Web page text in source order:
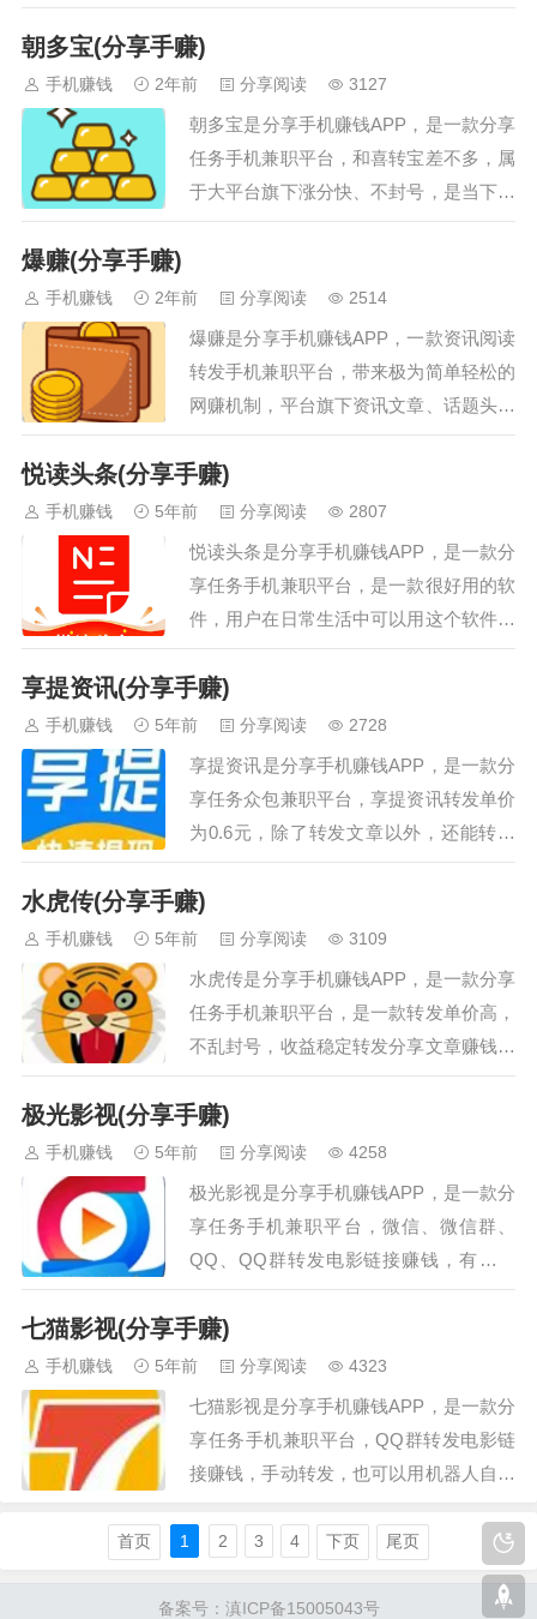
吧！…
安装就有新人奖励，平台上面文章资讯丰
富，转发分享到微信被点击阅读后，就能
获得相应的现金奖励，转发后被连续阅读
收益4天、7天、15天，还有额外的现金奖
励，感兴趣的朋友赶快来下载趣赚转发文
章赚钱…
朝多宝(分享手赚)
手机赚钱 2年前 分享阅读 3127
朝多宝是分享手机赚钱APP，是一款分享
任务手机兼职平台，和喜转宝差不多，属
于大平台旗下涨分快、不封号，是当下非
常值得做的转发平台之一。朝多宝app下
章/视频转发分享到微信群或者朋友圈即
可坐等收益，每被有效阅读一次就能获得
现金奖励，被阅读的越多赚的也就越多，
感兴趣的朋友快来下载朝多宝转发文章赚
爆赚(分享手赚)
手机赚钱 2年前 分享阅读 2514
爆赚是分享手机赚钱APP，一款资讯阅读
转发手机兼职平台，带来极为简单轻松的
网赚机制，平台旗下资讯文章、话题头条
更新速度非常快，确保大家第一时间了解
关注感兴趣的新闻热点，让用户体验更多
赚钱乐趣，喜欢爆赚的小伙伴欢迎下载使
用体验。…
悦读头条(分享手赚)
手机赚钱 5年前 分享阅读 2807
悦读头条是分享手机赚钱APP，是一款分
享任务手机兼职平台，是一款很好用的软
件，用户在日常生活中可以用这个软件阅
读一些新闻资讯，这里每天都会更新最新
的新闻资讯，打开就能浏览，内容包含很
多版块，有健康、体育、育儿、美食等
等，大事小事都能随时看，图文并茂，新
闻观感更好，喜欢可以来看看。…
享提资讯(分享手赚)
手机赚钱 5年前 分享阅读 2728
享提资讯是分享手机赚钱APP，是一款分
享任务众包兼职平台，享提资讯转发单价
为0.6元，除了转发文章以外，还能转发
视频，转发文章到朋友圈中，未免会有点
尴尬，但是转发视频就避免了尴尬，而且
朋友圈里发个视频在生活中是再正常不过
了。转发视频这一玩法在很多转发平台里
面是没有的，这使得这个平台有更好的转
发效果和收益。…
水虎传(分享手赚)
手机赚钱 5年前 分享阅读 3109
水虎传是分享手机赚钱APP，是一款分享
任务手机兼职平台，是一款转发单价高，
不乱封号，收益稳定转发分享文章赚钱平
台类型的app，为您提供最新官方正版下
载。支持苹果/安卓系统用户使用。满20
元起即可取出，水虎传平台上提供了超多
内容丰富又绿色的文章和视频资讯，其中
11:00-14:00为本地资讯，好友不被打扰，
群主不踢，不易封号，收益奖励无上限，
极光影视(分享手赚)
手机赚钱 5年前 分享阅读 4258
极光影视是分享手机赚钱APP，是一款分
享任务手机兼职平台，微信、微信群、
QQ、QQ群转发电影链接赚钱，有人点
击观看电影、电视剧等，你就能赚到钱。
每万点击率380元收益。…
七猫影视(分享手赚)
手机赚钱 5年前 分享阅读 4323
七猫影视是分享手机赚钱APP，是一款分
享任务手机兼职平台，QQ群转发电影链
接赚钱，手动转发，也可以用机器人自动
自己的Q群，把机器人拉到群里设置管
理，有人在群里观看电影、电视剧等，你
就能赚到钱。每万点击率380元收益。七
首页 1 2 3 4 下页 尾页
备案号：滇ICP备15005043号